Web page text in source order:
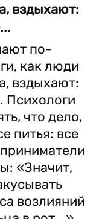
вздыхают:
по-
как люди
вздыхают:
Психологи
что дело,
питья: все
«Значит,
возлияний